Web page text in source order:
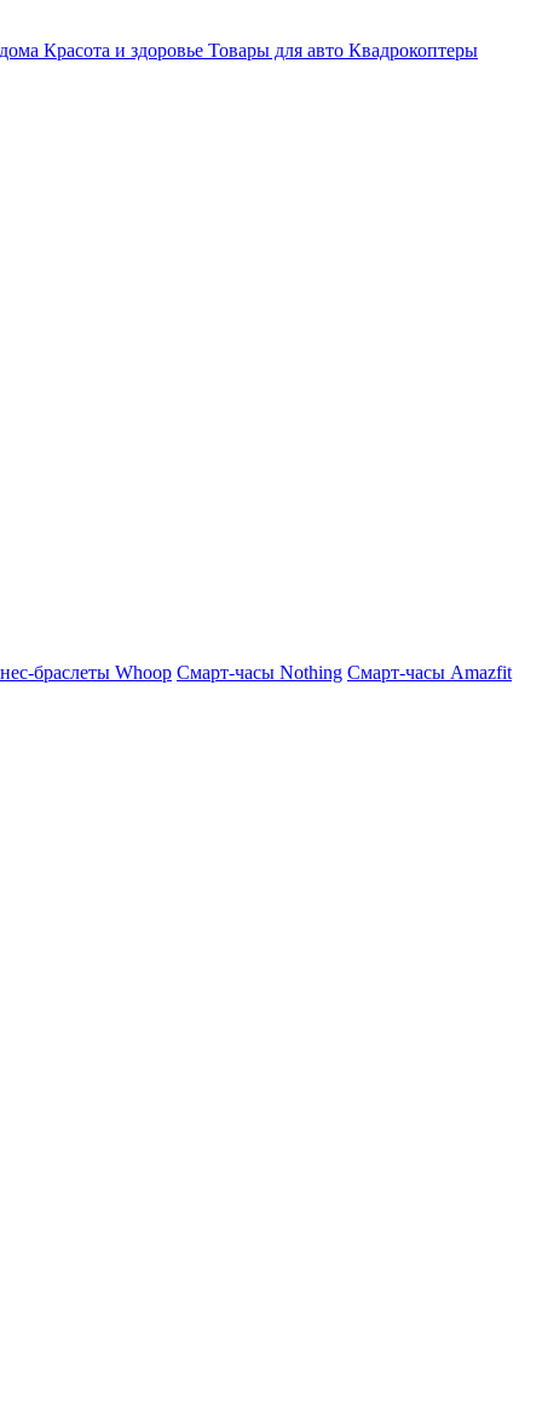
Красота и здоровье Товары для авто Квадрокоптеры
браслеты Whoop Смарт-часы Nothing Смарт-часы Amazfit